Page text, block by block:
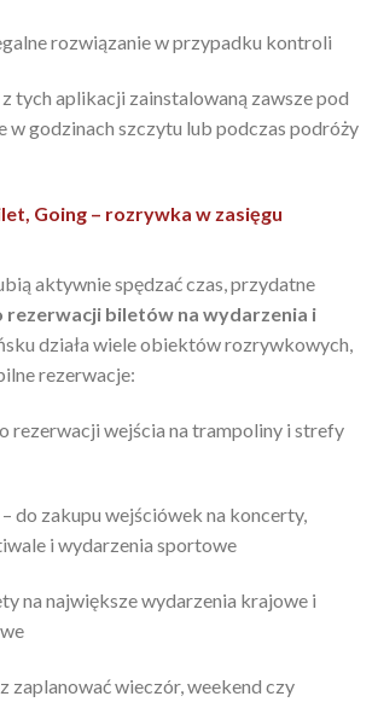
rozwiązanie w przypadku kontroli
tych aplikacji zainstalowaną zawsze pod
w godzinach szczytu lub podczas podróży
Going – rozrywka w zasięgu
aktywnie spędzać czas, przydatne
rezerwacji biletów na wydarzenia i
działa wiele obiektów rozrywkowych,
rezerwacje:
rezerwacji wejścia na trampoliny i strefy
do zakupu wejściówek na koncerty,
i wydarzenia sportowe
na największe wydarzenia krajowe i
zaplanować wieczór, weekend czy